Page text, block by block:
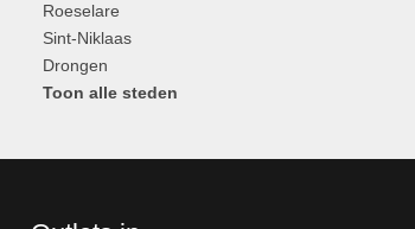
Roeselare
Sint-Niklaas
Drongen
Toon alle steden